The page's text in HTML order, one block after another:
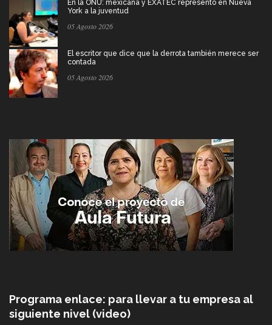
En la ONU: mexicana y EXATEC representó en Nueva
York a la juventud
05 Agosto 2026
El escritor que dice que la derrota también merece ser
contada
05 Agosto 2026
Programa enlace: para llevar a tu empresa al
siguiente nivel (video)